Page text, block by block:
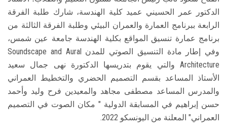
الدكتور عمر الحسيني عميد كلية الهندسة، شارك طلبة الفرقة
الرابعة ببرنامج العمارة والعمران البيئي وطلبة الفرقة الثالثة من
برنامج عمارة تنسيق المواقع بكلية الهندسة جامعة عين شمس،
وفي إطار مادة التنسيق الصوتي للمدن Soundscape and Aural
Architecture والتي يقوم بتدريسها الدكتورة نهى جمال سعيد
الأستاذ المساعد بقسم التصميم الحضري والتخطيط العمراني
والمدرس المساعد مصطفى مجاهد والمعيدين فرح وليد وأحمد
حسن إبراهيم في المسابقة الدولية " مكان الصوت في التصميم
العمراني" المعلنة من اليونسكو 2022.